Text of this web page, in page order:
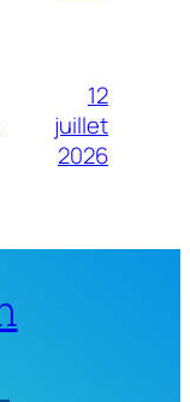
12
juillet
2026